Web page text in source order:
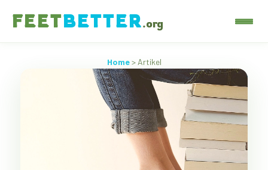
FEETBETTER.org
Home> Artikel